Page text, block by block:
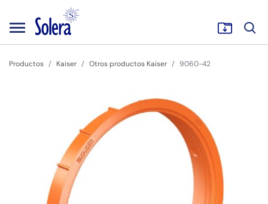
Productos Kaiser Otros productos Kaiser 9060-42